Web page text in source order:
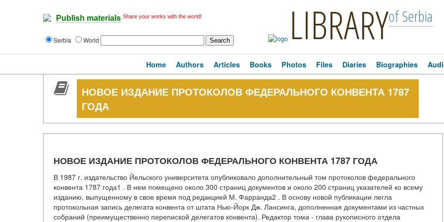
Publish materials Share your works with the world!
Serbia World LIBRARYof Serbia
Home Authors Articles Books Photos Files Diaries Biographies
НОВОЕ ИЗДАНИЕ ПРОТОКОЛОВ ФЕДЕРАЛЬНОГО КОНВЕНТА 1787
ГОДА
НОВОЕ ИЗДАНИЕ ПРОТОКОЛОВ ФЕДЕРАЛЬНОГО КОНВЕНТА 1787 ГОДА
В 1987 г. издательство Йельского университета опубликовало дополнительный том протоколов федерального
конвента 1787 года1 . В нем помещено около 300 страниц документов и около 200 страниц указателей ко всему
изданию, выпущенному в свое время под редакцией М. Фарранда2 . В основу новой публикации легла
протокольная запись делегата конвента от штата Нью-Йорк Дж. Лансинга, дополненная документами из частных
собраний (преимущественно перепиской делегатов конвента). Редактор тома - глава рукописного отдела